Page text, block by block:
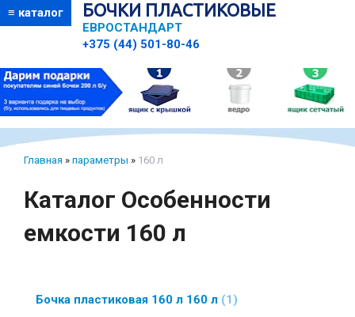
≡ каталог БОЧКИ ПЛАСТИКОВЫЕ
ЕВРОСТАНДАРТ
+375 (44) 501-80-46
Главная » параметры » 160 л
Каталог Особенности
емкости 160 л
Бочка пластиковая 160 л 160 л 1